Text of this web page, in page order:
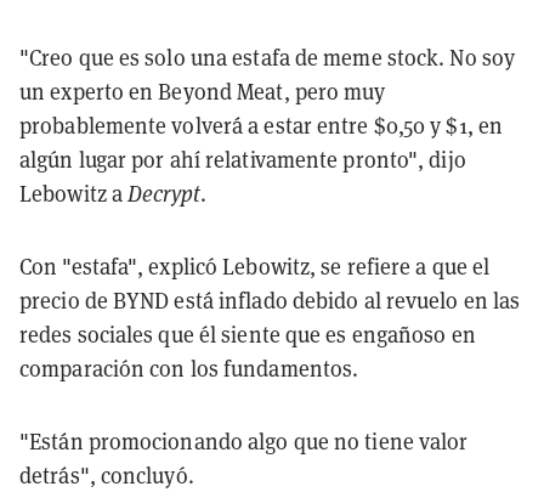
"Creo que es solo una estafa de meme stock. No soy
un experto en Beyond Meat, pero muy
probablemente volverá a estar entre $0,50 y $1, en
algún lugar por ahí relativamente pronto", dijo
Lebowitz aDecrypt.
Con "estafa", explicó Lebowitz, se refiere a que el
precio de BYND está inflado debido al revuelo en las
redes sociales que él siente que es engañoso en
comparación con los fundamentos.
"Están promocionando algo que no tiene valor
detrás", concluyó.